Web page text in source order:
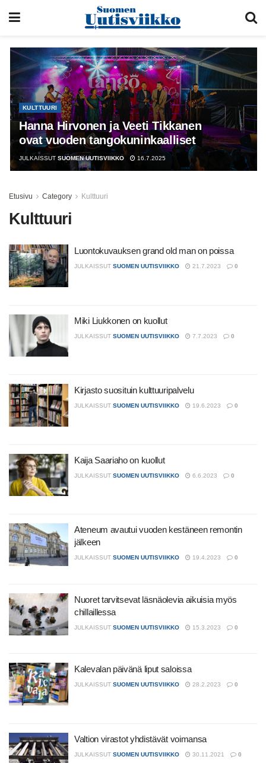
KULTTUURI
Hanna Hirvonen ja Veeti Tikkanen
ovat vuoden tangokuninkaalliset
JULKAISSUT SUOMEN UUTISVIIKKO 16.7.2025
Etusivu Category Kulttuuri
Kulttuuri
Luontokuvauksen grand old man on poissa
JULKAISSUT SUOMEN UUTISVIIKKO 21.7.2023 0
Miki Liukkonen on kuollut
JULKAISSUT SUOMEN UUTISVIIKKO 7.7.2023 0
Kirjasto suosituin kulttuuripalvelu
JULKAISSUT SUOMEN UUTISVIIKKO 19.6.2023 0
Kaija Saariaho on kuollut
JULKAISSUT SUOMEN UUTISVIIKKO 6.6.2023 0
Ateneum avautui vuoden kestäneen remontin
jälkeen
JULKAISSUT SUOMEN UUTISVIIKKO 19.4.2023 0
Nuoret tarvitsevat läsnäolevia aikuisia myös
chillaillessa
JULKAISSUT SUOMEN UUTISVIIKKO 15.3.2023 0
Kalevalan päivänä liput saloissa
JULKAISSUT SUOMEN UUTISVIIKKO 28.2.2023 0
Valtion virastot yhdistävät voimansa
JULKAISSUT SUOMEN UUTISVIIKKO 30.11.2021 0